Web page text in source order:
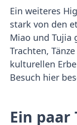
Ein weiteres
stark von den
Miao und Tujia
Trachten,
kulturellen
Besuch hier
Ein paar